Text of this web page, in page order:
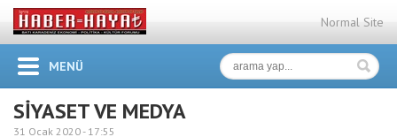
Normal Site
MENÜ
SİYASET VE MEDYA
31 Ocak 2020 - 17:55